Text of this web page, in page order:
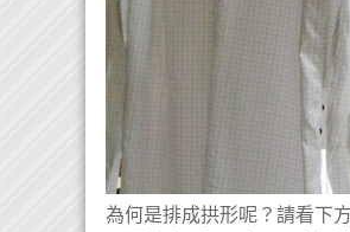
為何是排成拱形呢？請看下